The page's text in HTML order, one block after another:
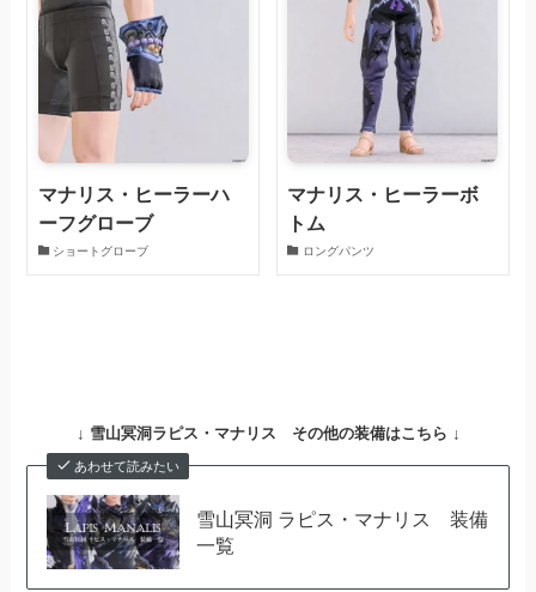
マナリス・ヒーラーハ
ーフグローブ
ショートグローブ
マナリス・ヒーラーボ
トム
ロングパンツ
↓ 雪山冥洞ラピス・マナリス その他の装備はこちら ↓
あわせて読みたい
雪山冥洞 ラピス・マナリス 装備
一覧